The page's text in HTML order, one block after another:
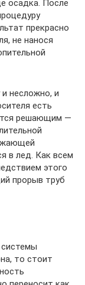
осадка. После
прекрасно
не нанося
несложно, и
есть
решающим —
в лед. Как всем
этого
прорыв труб
то стоит